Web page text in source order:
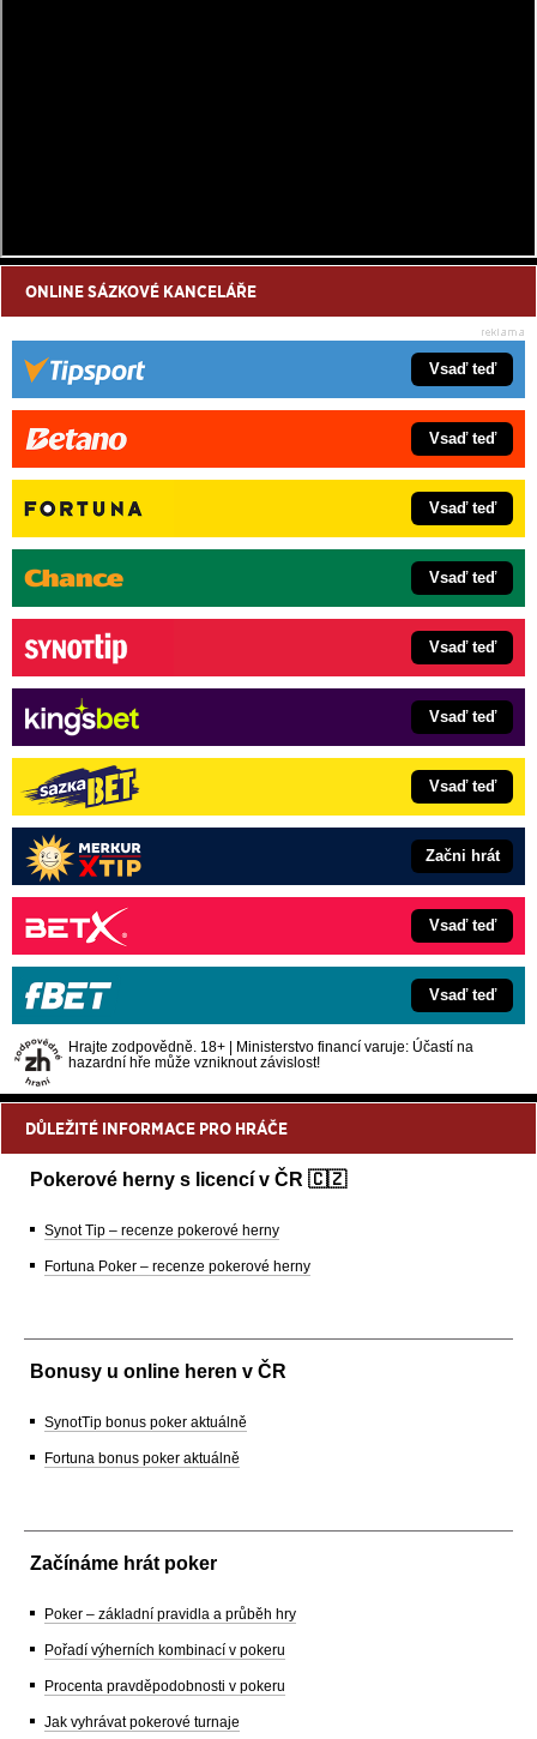
ONLINE SÁZKOVÉ KANCELÁŘE
Vsaď teď
Vsaď teď
Vsaď teď
Vsaď teď
Vsaď teď
Vsaď teď
Vsaď teď
Začni hrát
Vsaď teď
Vsaď teď
Hrajte zodpovědně. 18+ | Ministerstvo financí varuje: Účastí na
hazardní hře může vzniknout závislost!
DŮLEŽITÉ INFORMACE PRO HRÁČE
Pokerové herny s licencí v ČR 🇨🇿
Synot Tip – recenze pokerové herny
Fortuna Poker – recenze pokerové herny
Bonusy u online heren v ČR
SynotTip bonus poker aktuálně
Fortuna bonus poker aktuálně
Začínáme hrát poker
Poker – základní pravidla a průběh hry
Pořadí výherních kombinací v pokeru
Procenta pravděpodobnosti v pokeru
Jak vyhrávat pokerové turnaje